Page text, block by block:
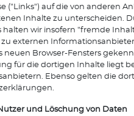
("Links") auf die von anderen
Inhalte zu unterscheiden.
halten wir insofern "fremde
zu externen
neuen Browser-Fensters
für die dortigen Inhalte liegt
Ebenso gelten die
und Löschung von Daten